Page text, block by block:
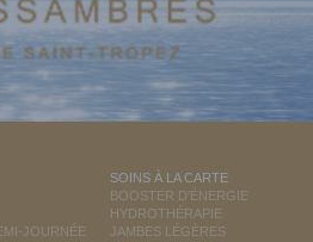
JOURNÉE
SOINS À LA CARTE
BOOSTER D'ÉNERGIE
HYDROTHÉRAPIE
JAMBES LÉGÈRES